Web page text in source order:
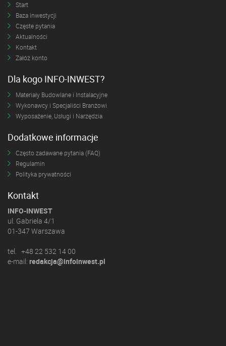
Start
Baza inwestycji
Częste pytania
Aktualności
Kontakt
Załóż konto
Dla kogo INFO-INWEST?
Materiały Budowlane i Instalacyjne
Wykonawcy i Specjaliści Branżowi
Wyposażenie, Usługi i Narzędzia
Dodatkowe informacje
Często zadawane pytania (FAQ)
Regulamin
Polityka prywatności
Kontakt
INFO-INWEST
ul. Gabriela 4/1
01-347 Warszawa
tel. +48 22 532 14 00
e-mail: redakcja@infoinwest.pl